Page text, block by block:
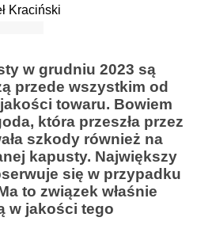
Kraciński
w grudniu 2023 są
przede wszystkim od
towaru. Bowiem
która przeszła przez
szkody również na
kapusty. Największy
się w przypadku
to związek właśnie
w jakości tego